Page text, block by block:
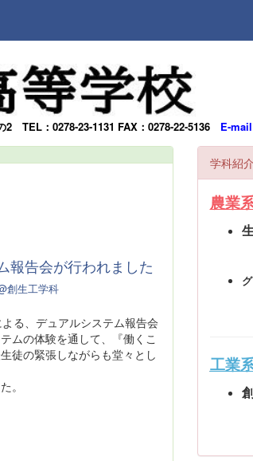
2 TEL：0278-23-1131 FAX：0278-22-5136 E-
報告会が行われました
創生工学科
る、デュアルシステム報告会
ムの体験を通して、『働くこ
徒の緊張しながらも堂々とし
。
学科紹介
農業
工業